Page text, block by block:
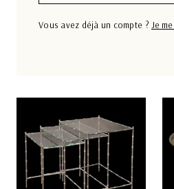
Vous avez déjà un compte ? Je